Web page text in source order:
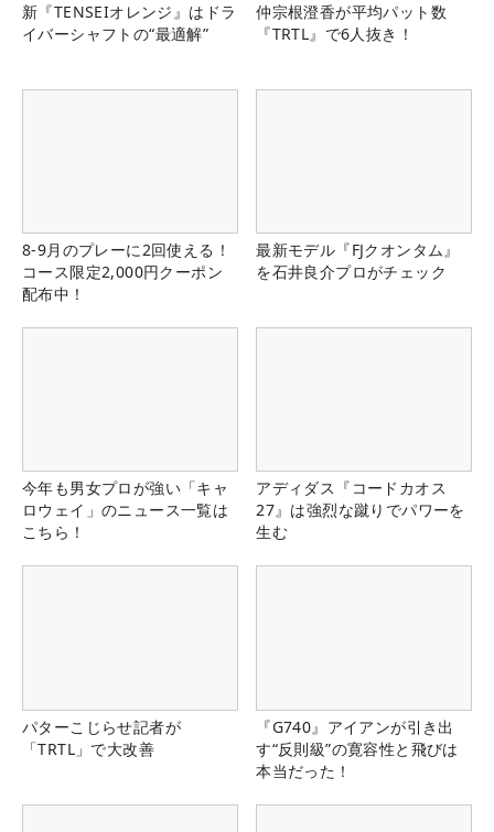
新『TENSEIオレンジ』はドラ
イバーシャフトの“最適解”
仲宗根澄香が平均パット数
『TRTL』で6人抜き！
8-9月のプレーに2回使える！
コース限定2,000円クーポン
配布中！
最新モデル『FJクオンタム』
を石井良介プロがチェック
今年も男女プロが強い「キャ
ロウェイ」のニュース一覧は
こちら！
アディダス『コードカオス
27』は強烈な蹴りでパワーを
生む
パターこじらせ記者が
「TRTL」で大改善
『G740』アイアンが引き出
す“反則級”の寛容性と飛びは
本当だった！